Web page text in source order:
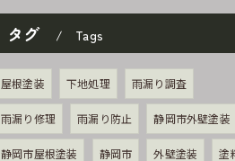
タグ Tags
屋根塗装 下地処理 雨漏り調査
雨漏り修理 雨漏り防止 静岡市外壁塗装
静岡市屋根塗装 静岡市 外壁塗装 塗